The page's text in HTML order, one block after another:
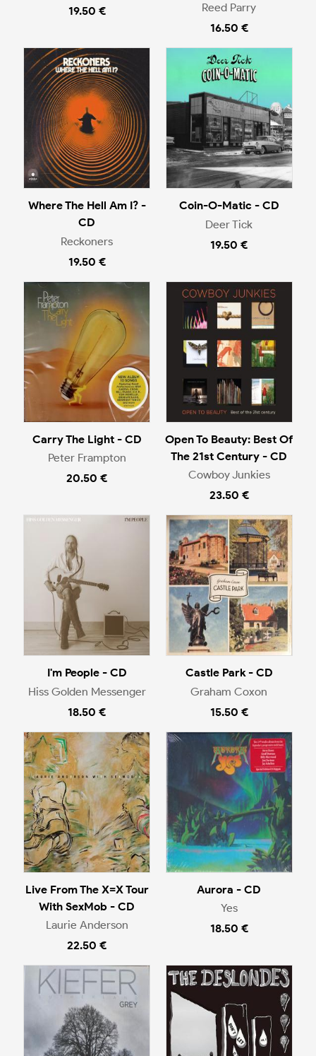
19.50 €
Reed Parry
16.50 €
Where The Hell Am I? -
CD
Reckoners
19.50 €
Coin-O-Matic - CD
Deer Tick
19.50 €
Carry The Light - CD
Peter Frampton
20.50 €
Open To Beauty: Best Of
The 21st Century - CD
Cowboy Junkies
23.50 €
I'm People - CD
Hiss Golden Messenger
18.50 €
Castle Park - CD
Graham Coxon
15.50 €
Live From The X=X Tour
With SexMob - CD
Laurie Anderson
22.50 €
Aurora - CD
Yes
18.50 €